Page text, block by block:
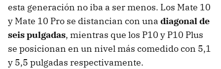
esta generación no iba a ser menos. Los Mate 10
y Mate 10 Pro se distancian con una diagonal de
seis pulgadas, mientras que los P10 y P10 Plus
se posicionan en un nivel más comedido con 5,1
y 5,5 pulgadas respectivamente.